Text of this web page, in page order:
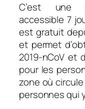
C’est une
accessible 7
est gratuit
et permet
2019-nCoV et
pour les
zone où
personnes qui